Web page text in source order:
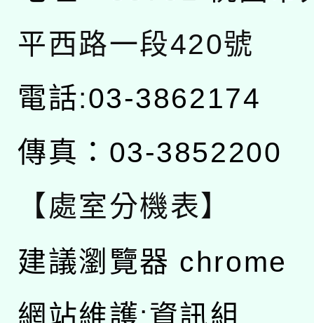
平西路一段420號
電話:03-3862174
傳真：03-3852200
【處室分機表】
建議瀏覽器 chrome
網站維護:資訊組